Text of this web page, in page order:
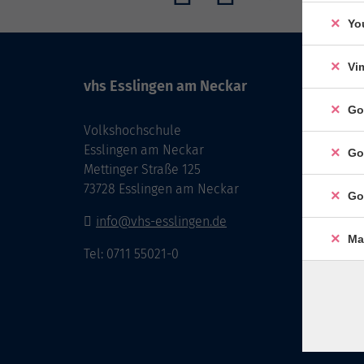
vhs Esslingen am Neckar
Volkshochschule
Esslingen am Neckar
Mettinger Straße 125
73728 Esslingen am Neckar
info@vhs-esslingen.de
Tel: 0711 55021-0